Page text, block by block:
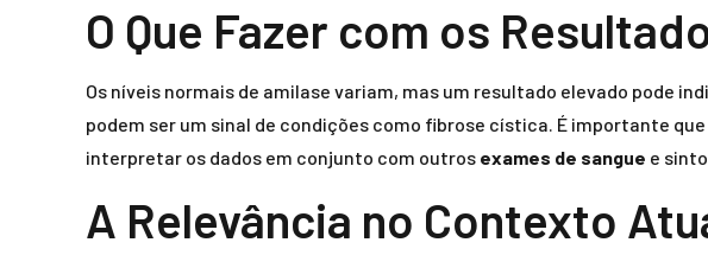
O Que Fazer com os
Os níveis normais de amilase variam, mas um resultado elevado pode
podem ser um sinal de condições como fibrose cística. É importante
interpretar os dados em conjunto com outros exames de sangue e
A Relevância no Contexto